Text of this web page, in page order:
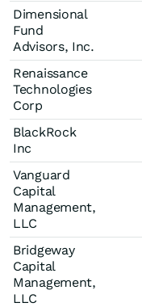
Dimensional
Fund
Advisors, Inc.
Renaissance
Technologies
Corp
BlackRock
Inc
Vanguard
Capital
Management,
LLC
Bridgeway
Capital
Management,
LLC